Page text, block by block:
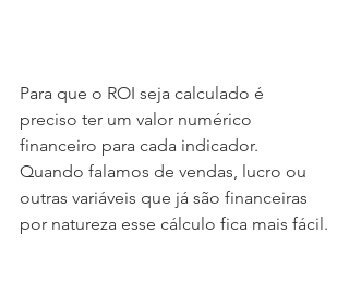
Para que o ROI seja calculado é
preciso ter um valor numérico
financeiro para cada indicador.
Quando falamos de vendas, lucro ou
outras variáveis que já são financeiras
por natureza esse cálculo fica mais fácil.